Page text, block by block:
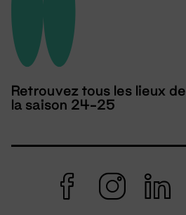
Retrouvez tous les lieux de
la saison 24-25